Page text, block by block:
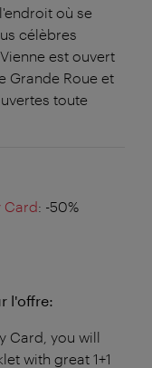
où se
célèbres
est ouvert
Grande Roue et
toute
Card: -50%
l'offre:
Card, you will
with great 1+1